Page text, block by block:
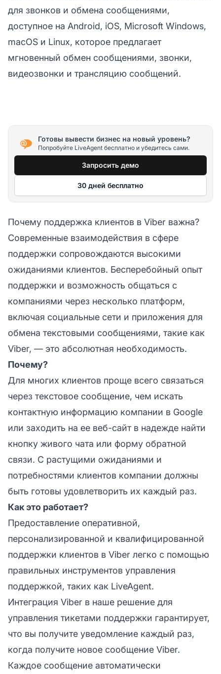
для звонков и обмена сообщениями,
доступное на Android, iOS, Microsoft Windows,
macOS и Linux, которое предлагает
мгновенный обмен сообщениями, звонки,
видеозвонки и трансляцию сообщений.
Готовы вывести бизнес на новый уровень?
Попробуйте LiveAgent бесплатно и убедитесь сами.
Запросить демо
30 дней бесплатно
Почему поддержка клиентов в Viber важна?
Современные взаимодействия в сфере
поддержки сопровождаются высокими
ожиданиями клиентов. Бесперебойный опыт
поддержки и возможность общаться с
компаниями через несколько платформ,
включая социальные сети и приложения для
обмена текстовыми сообщениями, такие как
Viber, — это абсолютная необходимость.
Почему?
Для многих клиентов проще всего связаться
через текстовое сообщение, чем искать
контактную информацию компании в Google
или заходить на ее веб-сайт в надежде найти
кнопку живого чата или форму обратной
связи. С растущими ожиданиями и
потребностями клиентов компании должны
быть готовы удовлетворить их каждый раз.
Как это работает?
Предоставление оперативной,
персонализированной и квалифицированной
поддержки клиентов в Viber легко с помощью
правильных инструментов управления
поддержкой, таких как LiveAgent.
Интеграция Viber в наше решение для
управления тикетами поддержки гарантирует,
что вы получите уведомление каждый раз,
когда получите новое сообщение Viber.
Каждое сообщение автоматически